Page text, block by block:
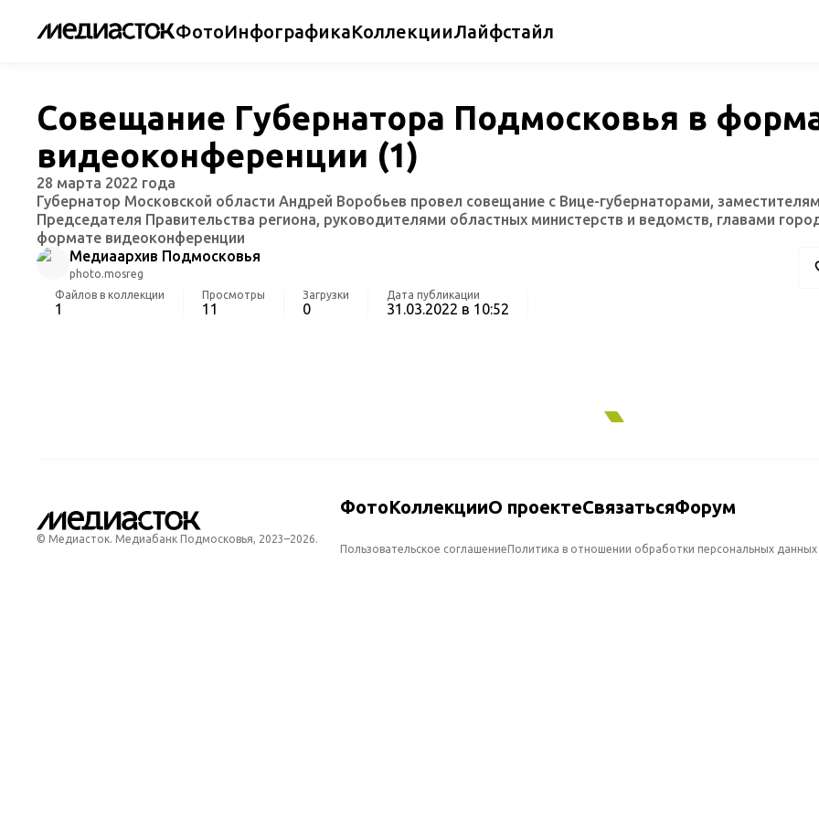
ФотоИнфографикаКоллекцииЛайфстайл
Совещание Губернатора Подмосковья в
видеоконференции (1)
28 марта 2022 года
Губернатор Московской области Андрей Воробьев провел совещание с Вице-губернаторами,
Председателя Правительства региона, руководителями областных министерств и ведомств, главами
формате видеоконференции
Медиаархив Подмосковья
photo.mosreg
Файлов в коллекции
1
Просмотры
11
Загрузки
0
Дата публикации
31.03.2022 в 10:52
© Медиасток. Медиабанк Подмосковья, 2023–2026.
ФотоКоллекцииО проектеСвязатьсяФорум
Пользовательское соглашениеПолитика в отношении обработки персональных данных